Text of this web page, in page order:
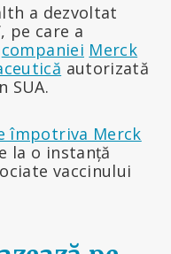
a dezvoltat
pe care a
companiei Merck
autorizată
SUA.
împotriva Merck
la o instanță
vaccinului